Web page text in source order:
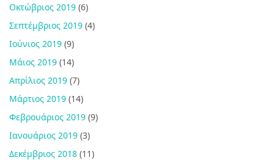
Οκτώβριος 2019 (6)
Σεπτέμβριος 2019 (4)
Ιούνιος 2019 (9)
Μάιος 2019 (14)
Απρίλιος 2019 (7)
Μάρτιος 2019 (14)
Φεβρουάριος 2019 (9)
Ιανουάριος 2019 (3)
Δεκέμβριος 2018 (11)